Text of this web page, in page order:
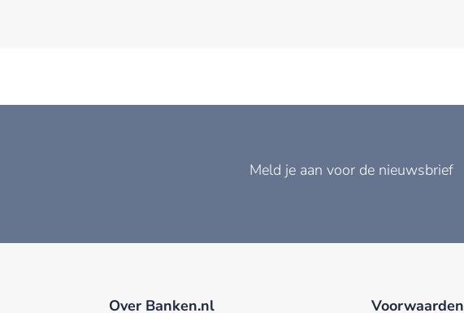
Meld je aan voor de nieuwsbrief
Over Banken.nl Voorwaarden